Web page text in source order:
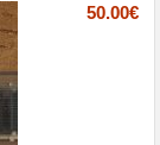
50.00€